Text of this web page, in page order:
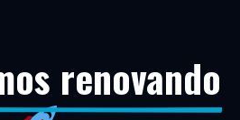
renovando